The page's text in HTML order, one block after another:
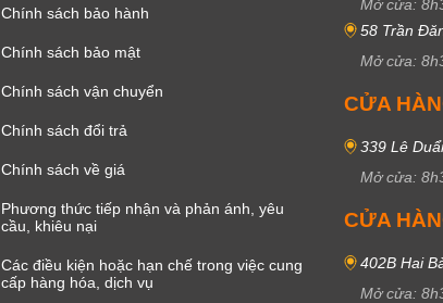
Chính sách bảo hành
Chính sách bảo mật
Chính sách vận chuyển
Chính sách đổi trả
Chính sách về giá
Phương thức tiếp nhận và phản ánh, yêu
cầu, khiêu nại
Các điều kiện hoặc hạn chế trong việc cung
cấp hàng hóa, dịch vụ
Mở cửa:
58 Trần
Mở cửa:
CỬA
339 Lê
Mở cửa:
CỬA
402B Hai
Mở cửa: